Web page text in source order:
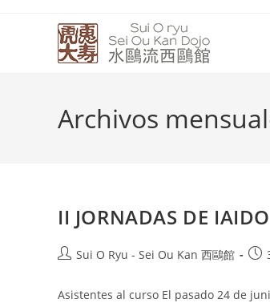
Archivos
II JORNADAS DE
Sui O Ryu - Sei Ou Kan 西鷗館
Asistentes al curso El pasado 24 de